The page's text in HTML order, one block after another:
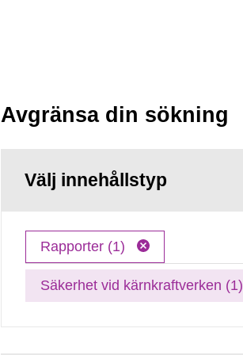
Avgränsa din sökning
Välj innehållstyp
Rapporter (1)
Säkerhet vid kärnkraftverken (1)